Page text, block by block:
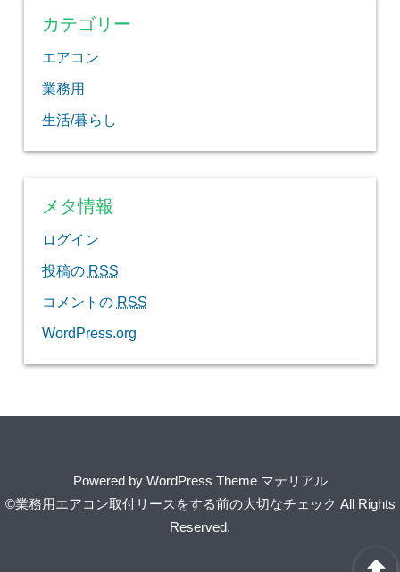
カテゴリー
エアコン
業務用
生活/暮らし
メタ情報
ログイン
投稿の RSS
コメントの RSS
WordPress.org
Powered by WordPress Theme マテリアル
©業務用エアコン取付リースをする前の大切なチェック All Rights
Reserved.